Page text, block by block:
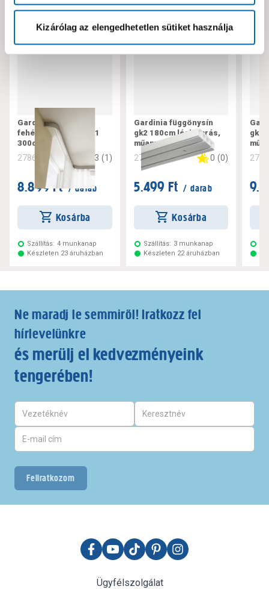
Kizárólag az elengedhetetlen sütiket használja
Gardinia műanyag,
fehér függönysín gk1
300cm
278616 3 (1)
8.899 Ft / darab
Kosárba
Szállítás: 4 munkanap
Készleten 23 áruházban
Gardinia függönysín
gk2 180cm légkamrás,
műanyag, fehér
278619 0 (0)
5.499 Ft / darab
Kosárba
Szállítás: 3 munkanap
Készleten 22 áruházban
gk2
Ne maradj le semmiről! Iratkozz fel
hírlevelünkre
és merülj el kedvezményeink
tengerében!
Feliratkozom
Ügyfélszolgálat